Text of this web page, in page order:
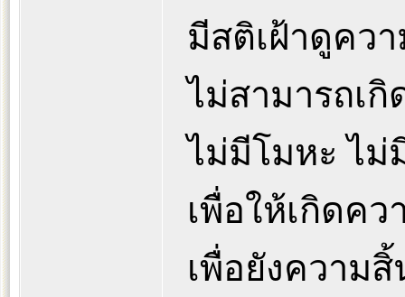
มีสติเฝ้าดูคว
ไม่สามารถเ
ไม่มีโมหะ ไม่
เพื่อให้เกิดค
เพื่อยังความ